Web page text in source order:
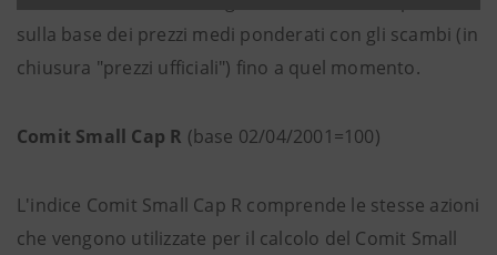
sulla base dei prezzi medi ponderati con gli scambi (in
chiusura "prezzi ufficiali") fino a quel momento.
Comit Small Cap R (base 02/04/2001=100)
L'indice Comit Small Cap R comprende le stesse azioni
che vengono utilizzate per il calcolo del Comit Small